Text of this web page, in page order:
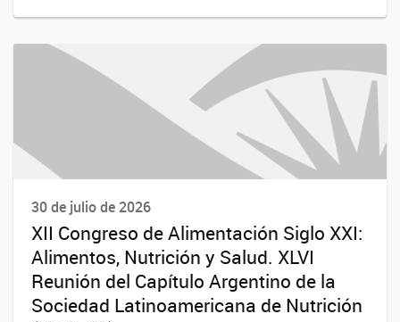
30 de julio de 2026
XII Congreso de Alimentación Siglo XXI:
Alimentos, Nutrición y Salud. XLVI
Reunión del Capítulo Argentino de la
Sociedad Latinoamericana de Nutrición